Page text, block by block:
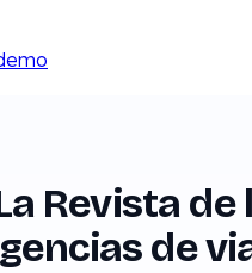
Revista de
de